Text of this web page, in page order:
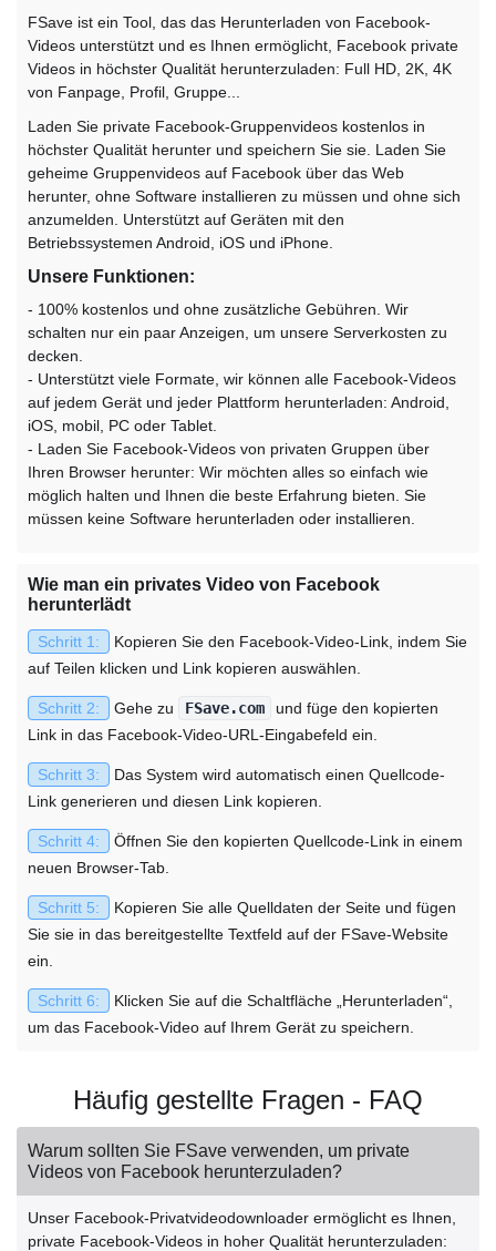
FSave ist ein Tool, das das Herunterladen von Facebook-
Videos unterstützt und es Ihnen ermöglicht, Facebook private
Videos in höchster Qualität herunterzuladen: Full HD, 2K, 4K
von Fanpage, Profil, Gruppe...
Laden Sie private Facebook-Gruppenvideos kostenlos in
höchster Qualität herunter und speichern Sie sie. Laden Sie
geheime Gruppenvideos auf Facebook über das Web
herunter, ohne Software installieren zu müssen und ohne sich
anzumelden. Unterstützt auf Geräten mit den
Betriebssystemen Android, iOS und iPhone.
Unsere Funktionen:
- 100% kostenlos und ohne zusätzliche Gebühren. Wir
schalten nur ein paar Anzeigen, um unsere Serverkosten zu
decken.
- Unterstützt viele Formate, wir können alle Facebook-Videos
auf jedem Gerät und jeder Plattform herunterladen: Android,
iOS, mobil, PC oder Tablet.
- Laden Sie Facebook-Videos von privaten Gruppen über
Ihren Browser herunter: Wir möchten alles so einfach wie
möglich halten und Ihnen die beste Erfahrung bieten. Sie
müssen keine Software herunterladen oder installieren.
Wie man ein privates Video von Facebook
herunterlädt
Schritt 1:
Kopieren Sie den Facebook-Video-Link, indem Sie
auf Teilen klicken und Link kopieren auswählen.
Schritt 2: Gehe zu FSave.com
und füge den kopierten
Link in das Facebook-Video-URL-Eingabefeld ein.
Schritt 3:
Das System wird automatisch einen Quellcode-
Link generieren und diesen Link kopieren.
Schritt 4:
Öffnen Sie den kopierten Quellcode-Link in einem
neuen Browser-Tab.
Schritt 5:
Kopieren Sie alle Quelldaten der Seite und fügen
Sie sie in das bereitgestellte Textfeld auf der FSave-Website
ein.
Schritt 6:
Klicken Sie auf die Schaltfläche „Herunterladen“,
um das Facebook-Video auf Ihrem Gerät zu speichern.
Häufig gestellte Fragen - FAQ
Warum sollten Sie FSave verwenden, um private
Videos von Facebook herunterzuladen?
Unser Facebook-Privatvideodownloader ermöglicht es Ihnen,
private Facebook-Videos in hoher Qualität herunterzuladen: